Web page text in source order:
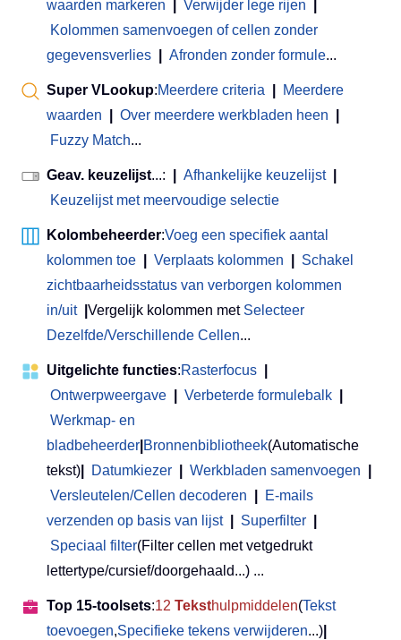
waarden markeren
Verwijder lege rijen
Kolommen samenvoegen of cellen zonder
gegevensverlies
Afronden zonder formule...
Super VLookup:Meerdere criteria
Meerdere
waarden
Over meerdere werkbladen heen
Fuzzy Match...
Geav. keuzelijst...: Afhankelijke keuzelijst
Keuzelijst met meervoudige selectie
Kolombeheerder:Voeg een specifiek aantal
kolommen toe
Verplaats kolommen
Schakel
zichtbaarheidsstatus van verborgen kolommen
in/uit
Vergelijk kolommen met Selecteer
Dezelfde/Verschillende Cellen...
Uitgelichte functies:Rasterfocus
Ontwerpweergave
Verbeterde formulebalk
Werkmap- en
bladbeheerder Bronnenbibliotheek(Automatische
tekst)
Datumkiezer Werkbladen samenvoegen
Versleutelen/Cellen decoderen
E-mails
verzenden op basis van lijst
Superfilter
Speciaal filter(Filter cellen met vetgedrukt
lettertype/cursief/doorgehaald...) ...
Top 15-toolsets:12 Teksthulpmiddelen(Tekst
toevoegen,Specifieke tekens verwijderen...)